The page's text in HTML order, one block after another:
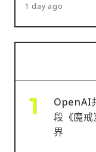
1 day ago
OpenAI
段《魔
界